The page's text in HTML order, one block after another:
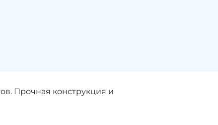
Прочная конструкция и